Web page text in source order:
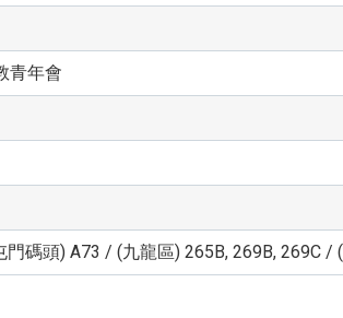
青年會
碼頭) A73 / (九龍區) 265B, 269B, 269C /